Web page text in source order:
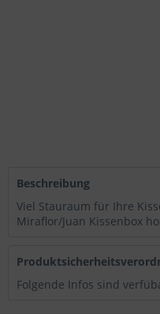
Beschreibung
Viel Stauraum für Ihre
Miraflor/Juan Kissenbox
Folgende Infos sind